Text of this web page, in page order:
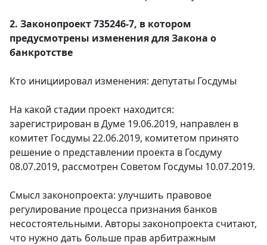
2. Законопроект 735246-7, в котором
предусмотрены изменения для Закона о
банкротстве
Кто инициировал изменения: депутаты Госдумы
На какой стадии проект находится:
зарегистрирован в Думе 19.06.2019, направлен в
комитет Госдумы 22.06.2019, комитетом принято
решение о представлении проекта в Госдуму
08.07.2019, рассмотрен Советом Госдумы 10.07.2019.
Смысл законопроекта: улучшить правовое
регулирование процесса признания банков
несостоятельными. Авторы законопроекта считают,
что нужно дать больше прав арбитражным